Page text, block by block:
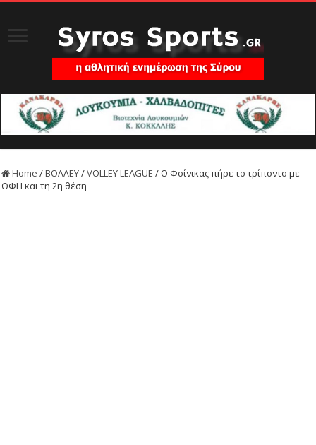
Home /ΒΟΛΛΕΥ/VOLLEY LEAGUE /Ο Φοίνικας πήρε το τρίποντο με
ΟΦΗ και τη 2η θέση